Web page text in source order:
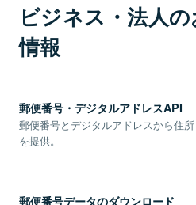
ビジネス・法人
情報
郵便番号・デジタルアドレスAPI
郵便番号とデジタルアドレスから住
を提供。
郵便番号データのダウンロード